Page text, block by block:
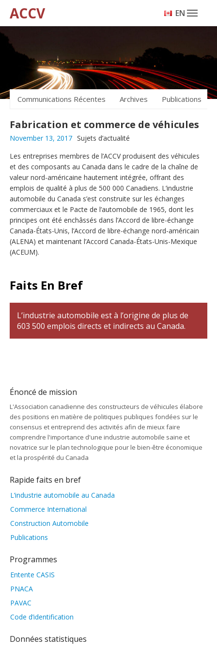
ACCV ENGLISH
Communications Récentes Archives Publications
Fabrication et commerce de véhicules
November 13, 2017 Sujets d’actualité
Les entreprises membres de l’ACCV produisent des véhicules
et des composants au Canada dans le cadre de la chaîne de
valeur nord-américaine hautement intégrée, offrant des
emplois de qualité à plus de 500 000 Canadiens. L’industrie
automobile du Canada s’est construite sur les échanges
commerciaux et le Pacte de l’automobile de 1965, dont les
principes ont été enchâssés dans l’Accord de libre-échange
Canada-États-Unis, l’Accord de libre-échange nord-américain
(ALENA) et maintenant l’Accord Canada-États-Unis-Mexique
(ACEUM).
Faits En Bref
L’industrie automobile est à l’origine de plus de
603 500 emplois directs et indirects au Canada.
Énoncé de mission
L'Association canadienne des constructeurs de véhicules élabore
des positions en matière de politiques publiques fondées sur le
consensus et entreprend des activités afin de mieux faire
comprendre l'importance d'une industrie automobile saine et
novatrice sur le plan technologique pour le bien-être économique
et la prospérité du Canada
Rapide faits en bref
L’industrie automobile au Canada
Commerce International
Construction Automobile
Publications
Programmes
Entente CASIS
PNACA
PAVAC
Code d’identification
Données statistiques